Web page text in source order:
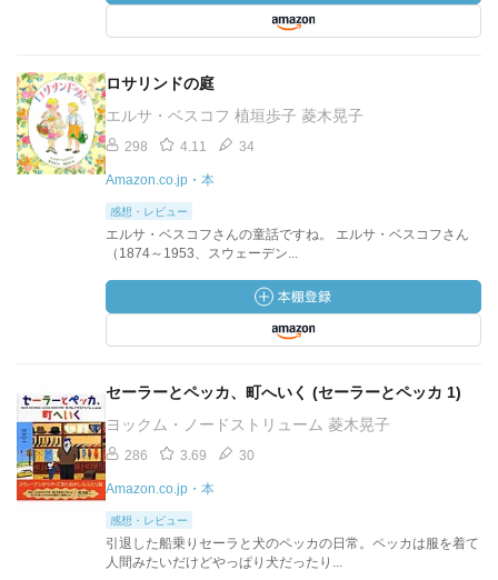
ロサリンドの庭
エルサ・ベスコフ 植垣歩子 菱木晃子
298 4.11 34
Amazon.co.jp・本
感想・レビュー
エルサ・ベスコフさんの童話ですね。 エルサ・ベスコフさん
（1874～1953、スウェーデン...
セーラーとペッカ、町へいく (セーラーとペッカ 1)
ヨックム・ノードストリューム 菱木晃子
286 3.69 30
Amazon.co.jp・本
感想・レビュー
引退した船乗りセーラと犬のペッカの日常。ペッカは服を着て
人間みたいだけどやっぱり犬だったり...